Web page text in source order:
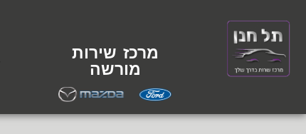
מרכז שירות
מורשה